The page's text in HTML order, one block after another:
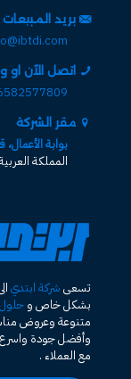
بريد المبيعات
اتصل الآن او
مقر الشركة
بوابة
المملكة
تسعى شركة ابتدي
بشكل خاص و
متنوعة وعروض
وأفضل جودة
مع العملاء .